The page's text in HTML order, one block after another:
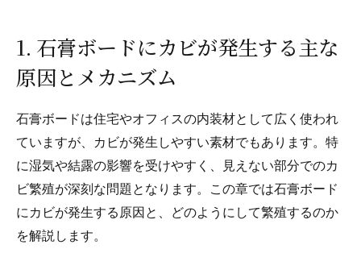
1. 石膏ボードにカビが発生する主な
原因とメカニズム
石膏ボードは住宅やオフィスの内装材として広く使われ
ていますが、カビが発生しやすい素材でもあります。特
に湿気や結露の影響を受けやすく、見えない部分でのカ
ビ繁殖が深刻な問題となります。この章では石膏ボード
にカビが発生する原因と、どのようにして繁殖するのか
を解説します。